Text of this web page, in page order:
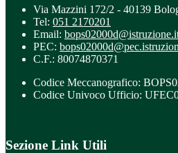
Via Mazzini 172/2 - 40139
Tel: 051 2170201
Email:
PEC:
C.F.: 80074870371
Codice Meccanografico:
Codice Univoco Ufficio:
Sezione Link Utili